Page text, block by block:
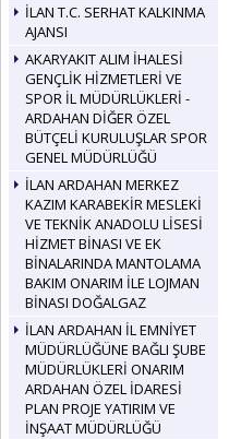
İLAN T.C. SERHAT KALKINMA
AJANSI
AKARYAKIT ALIM İHALESİ
GENÇLİK HİZMETLERİ VE
SPOR İL MÜDÜRLÜKLERİ -
ARDAHAN DİĞER ÖZEL
BÜTÇELİ KURULUŞLAR SPOR
GENEL MÜDÜRLÜĞÜ
İLAN ARDAHAN MERKEZ
KAZIM KARABEKİR MESLEKİ
VE TEKNİK ANADOLU LİSESİ
HİZMET BİNASI VE EK
BİNALARINDA MANTOLAMA
BAKIM ONARIM İLE LOJMAN
BİNASI DOĞALGAZ
İLAN ARDAHAN İL EMNİYET
MÜDÜRLÜĞÜNE BAĞLI ŞUBE
MÜDÜRLÜKLERİ ONARIM
ARDAHAN ÖZEL İDARESİ
PLAN PROJE YATIRIM VE
İNŞAAT MÜDÜRLÜĞÜ